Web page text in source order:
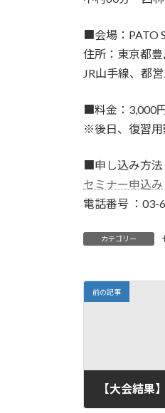
■会場：PATO
住所：東京都
JR山手線、都
■料金：3,000
※後日、復習用
■申し込み方法
セミナー申込み
電話番号 ：
カテゴリー
前の記事